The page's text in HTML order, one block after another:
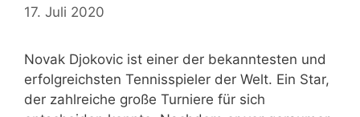
17. Juli 2020
Novak Djokovic ist einer der bekanntesten und
erfolgreichsten Tennisspieler der Welt. Ein Star,
der zahlreiche große Turniere für sich